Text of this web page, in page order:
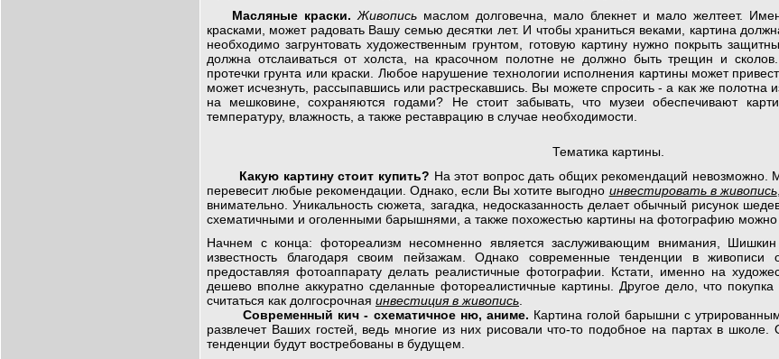
Масляные краски. Живопись маслом долговечна, мало блекнет и мало желтеет.
красками, может радовать Вашу семью десятки лет. И чтобы храниться веками, картина
необходимо загрунтовать художественным грунтом, готовую картину нужно покрыть
должна отслаиваться от холста, на красочном полотне не должно быть трещин и
протечки грунта или краски. Любое нарушение технологии исполнения картины может
может исчезнуть, рассыпавшись или растрескавшись. Вы можете спросить - а как же полотна
на мешковине, сохраняются годами? Не стоит забывать, что музеи обеспечивают
температуру, влажность, а также реставрацию в случае необходимости.
Тематика картины.
Какую картину стоит купить? На этот вопрос дать общих рекомендаций невозможно.
перевесит любые рекомендации. Однако, если Вы хотите выгодно инвестировать в живопись
внимательно. Уникальность сюжета, загадка, недосказанность делает обычный рисунок
схематичными и оголенными барышнями, а также похожестью картины на фотографию можно
Начнем с конца: фотореализм несомненно является заслуживающим внимания,
известность благодаря своим пейзажам. Однако современные тенденции в живописи
предоставляя фотоаппарату делать реалистичные фотографии. Кстати, именно на
дешево вполне аккуратно сделанные фотореалистичные картины. Другое дело, что
считаться как долгосрочная инвестиция в живопись.
Современный кич - схематичное ню, аниме. Картина голой барышни с
развлечет Ваших гостей, ведь многие из них рисовали что-то подобное на партах в школе.
тенденции будут востребованы в будущем.